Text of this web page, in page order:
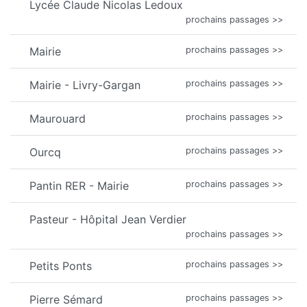
Lycée Claude Nicolas Ledoux
prochains passages >>
Mairie prochains passages >>
Mairie - Livry-Gargan prochains passages >>
Maurouard prochains passages >>
Ourcq prochains passages >>
Pantin RER - Mairie prochains passages >>
Pasteur - Hôpital Jean Verdier
prochains passages >>
Petits Ponts prochains passages >>
Pierre Sémard prochains passages >>